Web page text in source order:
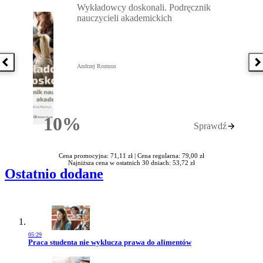
Poprzednia książka
10%Rabatu
Wykładowcy doskonali. Podręcznik
nauczycieli akademickich
Andrzej Rozmus
Sprawdź
Cena promocyjna: 71,11 zł | Cena regularna: 79,00 zł
Najniższa cena w ostatnich 30 dniach: 53,72 zł
Ostatnio dodane
05:29
Przejdź do artykułu:
Praca studenta nie wyklucza prawa do alimentów